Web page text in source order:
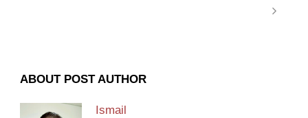
ABOUT POST AUTHOR
Ismail